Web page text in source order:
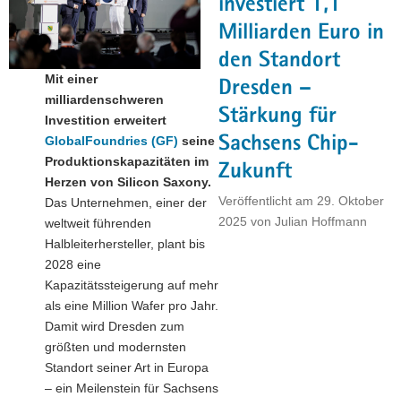
und
Co-
Vorsitz
Staffelstab
in
der
European
Semiconductor
Regions
Alliance"
investiert 1,1
Milliarden Euro in
den Standort
Dresden –
Stärkung für
Sachsens Chip-
Zukunft
Veröffentlicht am 29. Oktober
2025 von Julian Hoffmann
Mit einer
milliardenschweren
Investition erweitert
GlobalFoundries (GF) seine
Produktionskapazitäten im
Herzen von Silicon Saxony.
Das Unternehmen, einer der
weltweit führenden
Halbleiterhersteller, plant bis
2028 eine
Kapazitätssteigerung auf mehr
als eine Million Wafer pro Jahr.
Damit wird Dresden zum
größten und modernsten
Standort seiner Art in Europa
– ein Meilenstein für Sachsens